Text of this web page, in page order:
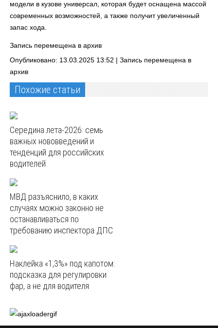
модели в кузове универсал, которая будет оснащена массой
современных возможностей, а также получит увеличенный
запас хода.
Запись перемещена в архив
Опубликовано: 13.03.2025 13:52 | Запись перемещена в
архив
Похожие статьи
Середина лета-2026: семь
важных нововведений и
тенденций для российских
водителей
МВД разъяснило, в каких
случаях можно законно не
останавливаться по
требованию инспектора ДПС
Наклейка «1,3%» под капотом:
подсказка для регулировки
фар, а не для водителя